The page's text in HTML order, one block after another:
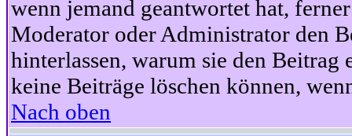
wenn jemand geantwortet hat,
Moderator oder Administrator den
hinterlassen, warum sie den Beitrag
keine Beiträge löschen können,
Nach oben